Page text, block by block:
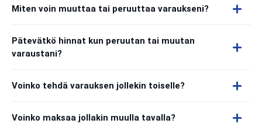
Miten voin muuttaa tai peruuttaa varaukseni?
Pätevätkö hinnat kun peruutan tai muutan
varaustani?
Voinko tehdä varauksen jollekin toiselle?
Voinko maksaa jollakin muulla tavalla?